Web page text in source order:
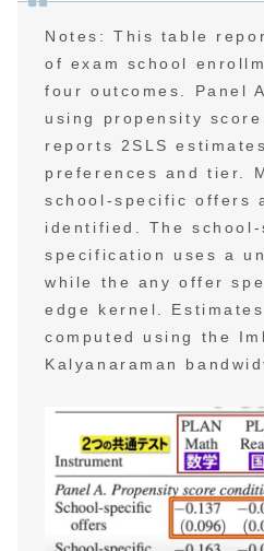
Notes: This table
of exam school
four outcomes. Panel
using propensity
reports 2SLS
preferences and tier.
school-specific offers
identified. The
specification uses a
while the any offer
edge kernel.
computed using the
Kalyanaraman